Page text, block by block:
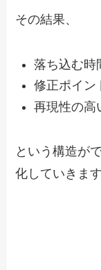
その結果、
落ち込む時
修正ポイン
再現性の高
という構造が
化していきます